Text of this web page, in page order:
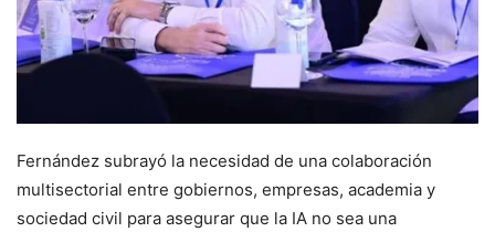
Fernández subrayó la necesidad de una colaboración
multisectorial entre gobiernos, empresas, academia y
sociedad civil para asegurar que la IA no sea una